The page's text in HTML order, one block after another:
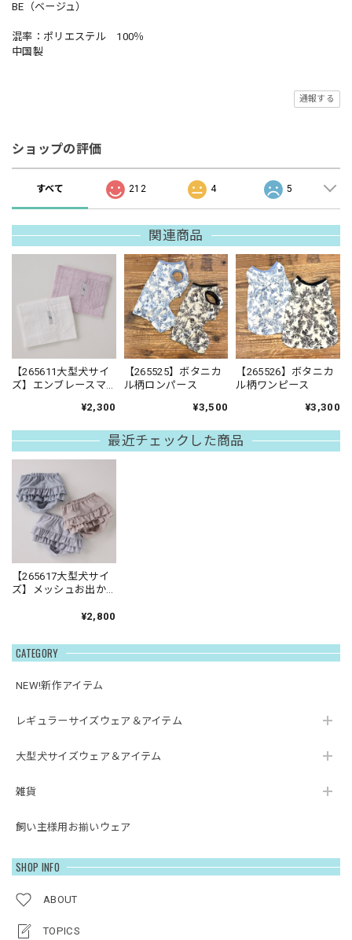
CATEGORY
NEW!新作アイテム
レギュラーサイズウェア＆アイテム
大型犬サイズウェア＆アイテム
雑貨
飼い主様用お揃いウェア
SHOP INFO
ABOUT
TOPICS
BE（ベージュ）
混率：ポリエステル 100％
中国製
通報する
ショップの評価
すべて 212 4 5
関連商品
【265611大型犬サイ
ズ】エンブレースマ
¥2,300
【265525】ボタニカ
ル柄ロンパース
¥3,500
【265526】ボタニカ
ル柄ワンピース
¥3,300
最近チェックした商品
【265617大型犬サイ
ズ】メッシュお出か
¥2,800